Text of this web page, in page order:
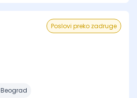
Poslovi preko zadruge
Beograd